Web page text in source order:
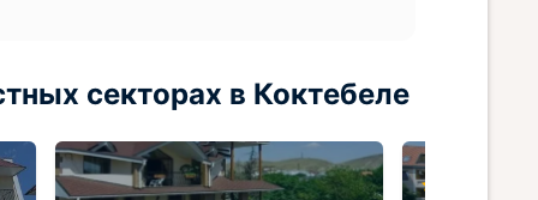
секторах в Коктебеле